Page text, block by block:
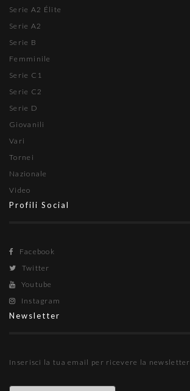
Serie A2 Élite
Serie A2
Serie B
Femminile
Serie C1
Serie C2
Serie D
Giovanili
Vari
Tornei
Nazionale
Video
Profili Social
Facebook
Twitter
Youtube
Instagram
Newsletter
Inserisci la tua email per ricevere la newsletter